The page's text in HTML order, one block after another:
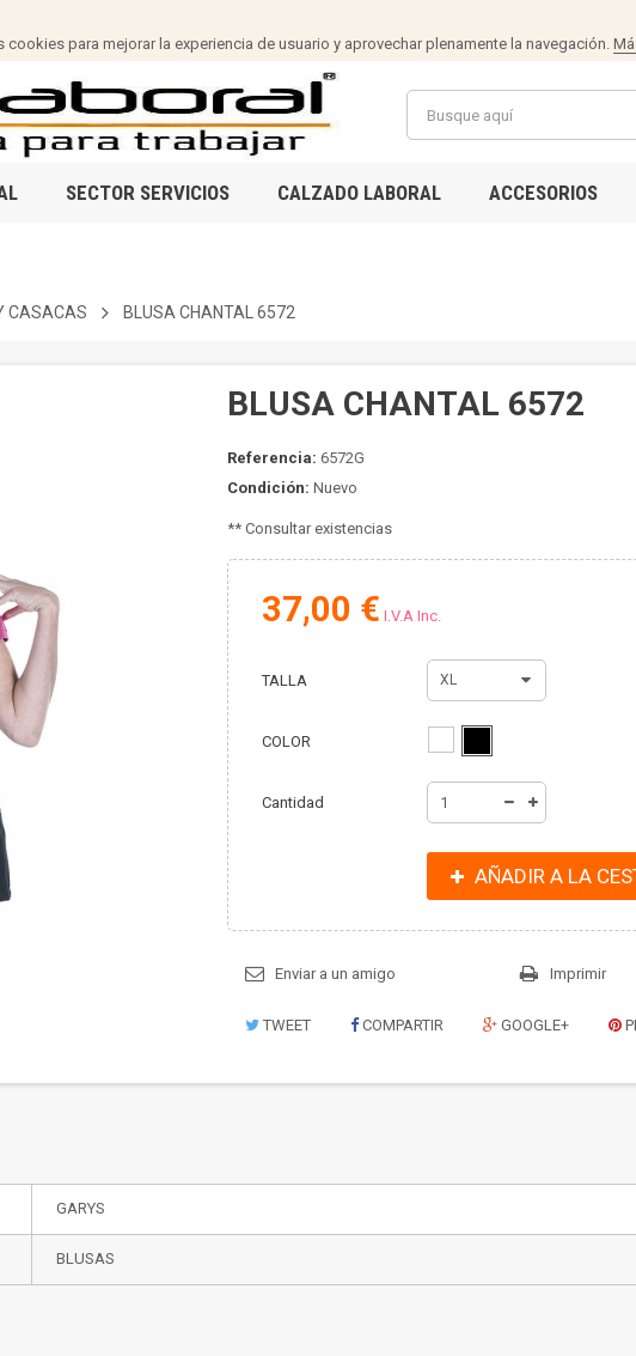
cookies para mejorar la experiencia de usuario y aprovechar plenamente la navegación.
SECTOR SERVICIOS CALZADO LABORAL ACCESORIOS
CASACAS BLUSA CHANTAL 6572
BLUSA CHANTAL 6572
Referencia: 6572G
Condición: Nuevo
** Consultar existencias
37,00 € I.V.A Inc.
TALLA XL
COLOR
Cantidad
AÑADIR A LA
Enviar a un amigo Imprimir
TWEET COMPARTIR GOOGLE+
GARYS
BLUSAS